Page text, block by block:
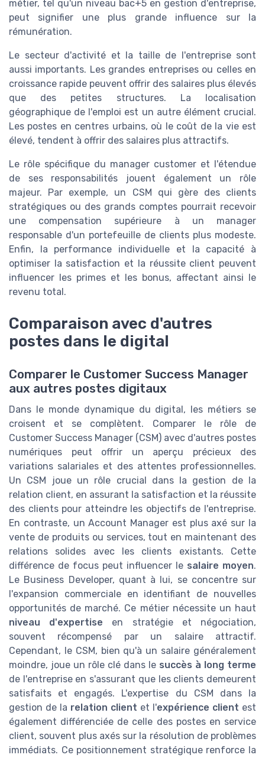
métier, tel qu'un niveau bac+5 en gestion d'entreprise,
peut signifier une plus grande influence sur la
rémunération.
Le secteur d'activité et la taille de l'entreprise sont
aussi importants. Les grandes entreprises ou celles en
croissance rapide peuvent offrir des salaires plus élevés
que des petites structures. La localisation
géographique de l'emploi est un autre élément crucial.
Les postes en centres urbains, où le coût de la vie est
élevé, tendent à offrir des salaires plus attractifs.
Le rôle spécifique du manager customer et l'étendue
de ses responsabilités jouent également un rôle
majeur. Par exemple, un CSM qui gère des clients
stratégiques ou des grands comptes pourrait recevoir
une compensation supérieure à un manager
responsable d'un portefeuille de clients plus modeste.
Enfin, la performance individuelle et la capacité à
optimiser la satisfaction et la réussite client peuvent
influencer les primes et les bonus, affectant ainsi le
revenu total.
Comparaison avec d'autres
postes dans le digital
Comparer le Customer Success Manager
aux autres postes digitaux
Dans le monde dynamique du digital, les métiers se
croisent et se complètent. Comparer le rôle de
Customer Success Manager (CSM) avec d'autres postes
numériques peut offrir un aperçu précieux des
variations salariales et des attentes professionnelles.
Un CSM joue un rôle crucial dans la gestion de la
relation client, en assurant la satisfaction et la réussite
des clients pour atteindre les objectifs de l'entreprise.
En contraste, un Account Manager est plus axé sur la
vente de produits ou services, tout en maintenant des
relations solides avec les clients existants. Cette
différence de focus peut influencer le salaire moyen.
Le Business Developer, quant à lui, se concentre sur
l'expansion commerciale en identifiant de nouvelles
opportunités de marché. Ce métier nécessite un haut
niveau d'expertise en stratégie et négociation,
souvent récompensé par un salaire attractif.
Cependant, le CSM, bien qu'à un salaire généralement
moindre, joue un rôle clé dans le succès à long terme
de l'entreprise en s'assurant que les clients demeurent
satisfaits et engagés. L'expertise du CSM dans la
gestion de la relation client et l'expérience client est
également différenciée de celle des postes en service
client, souvent plus axés sur la résolution de problèmes
immédiats. Ce positionnement stratégique renforce la